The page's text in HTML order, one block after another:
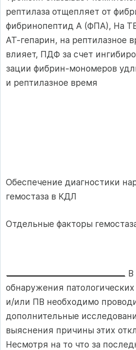
рептилаза от­щепляет от
фибринопептид А (ФПА), На
АТ-гепарин, на рептилазное
влияет, ПДФ за счет
зации фибрин-мономеров
и рептилаз­ное время
Обеспечение диагностики
гемостаза в КДЛ
Отдельные факторы
В
обнаружения
и/или ПВ необходимо
дополнительные
выясне­ния причины этих
Несмотря на то что за